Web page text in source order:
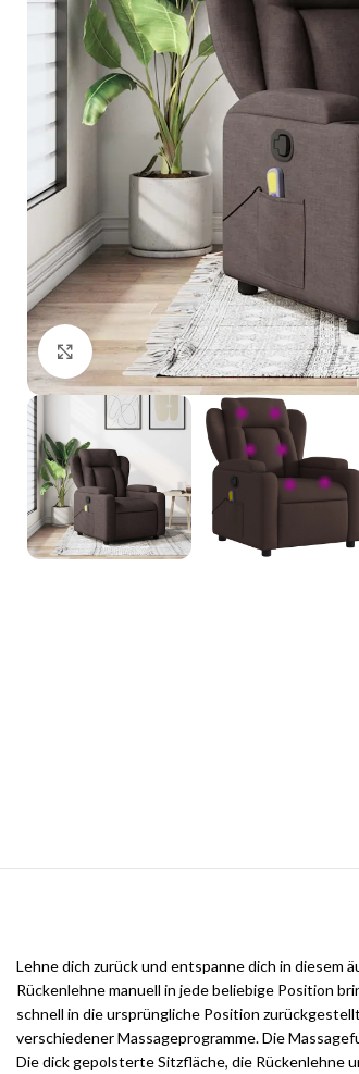
Click to enlarge
Lehne dich zurück und entspanne dich in diesem
Rückenlehne manuell in jede beliebige Position
schnell in die ursprüngliche Position
verschiedener Massageprogramme. Die
Die dick gepolsterte Sitzfläche, die Rückenlehne